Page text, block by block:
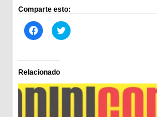
Comparte esto:
Haz
clic
Facebook
(Se
abre
en
una
Haz
clic
en
una
Relacionado